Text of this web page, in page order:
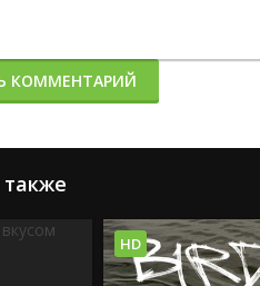
КОММЕНТАРИЙ
HD